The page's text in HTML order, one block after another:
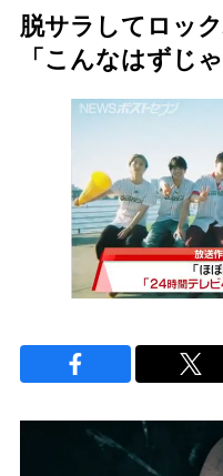
脱サラしてロッ
「こんなはずじ